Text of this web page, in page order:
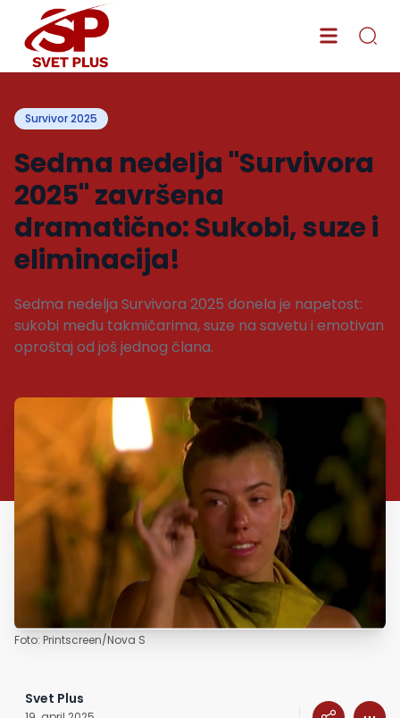
Survivor 2025
Sedma nedelja "Survivora
2025" završena
dramatično: Sukobi, suze i
eliminacija!
Sedma nedelja Survivora 2025 donela je napetost:
sukobi među takmičarima, suze na savetu i emotivan
oproštaj od još jednog člana.
Foto: Printscreen/Nova S
Svet Plus